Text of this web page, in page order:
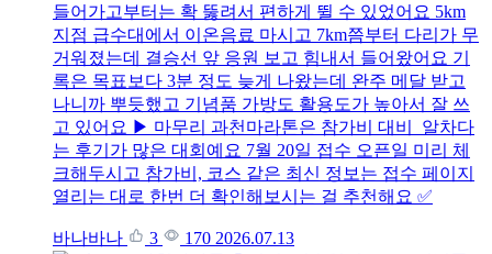
들어가고부터는 확 뚫려서 편하게 뛸 수 있었어요 5km
지점 급수대에서 이온음료 마시고 7km쯤부터 다리가 무
거워졌는데 결승선 앞 응원 보고 힘내서 들어왔어요 기
록은 목표보다 3분 정도 늦게 나왔는데 완주 메달 받고
나니까 뿌듯했고 기념품 가방도 활용도가 높아서 잘 쓰
고 있어요 ▶ 마무리 과천마라톤은 참가비 대비 알차다
는 후기가 많은 대회예요 7월 20일 접수 오픈일 미리 체
크해두시고 참가비, 코스 같은 최신 정보는 접수 페이지
열리는 대로 한번 더 확인해보시는 걸 추천해요 ✅
바나바나 3 170 2026.07.13